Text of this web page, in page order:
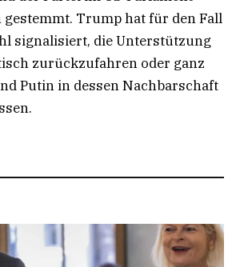
gestemmt. Trump hat für den Fall
signalisiert, die Unterstützung
zurückzufahren oder ganz
Putin in dessen Nachbarschaft